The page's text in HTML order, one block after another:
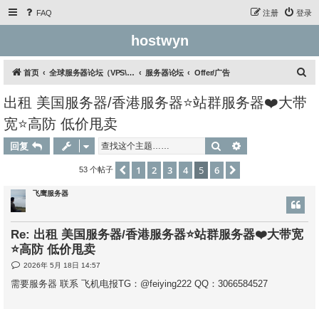
FAQ 登录
注册
hostwyn
首页 全球服务器论坛（VPS\云服务器\独立服务器） 服务器论坛 Offer/广告
出租 美国服务器/香港服务器⭐站群服务器❤️大带
宽⭐高防 低价甩卖
回复 搜索
53 个帖子 上一页
1 2 3 4 5 6
飞鹰服务器
Re: 出租 美国服务器/香港服务器⭐站群服务器❤️大带宽
⭐高防 低价甩卖
帖
2026年 5月 18日 14:57
需要服务器 联系 飞机电报TG：@feiying222 QQ：3066584527